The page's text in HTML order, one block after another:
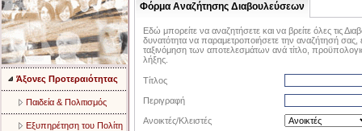
Άξονες Προτεραιότητας
Παιδεία & Πολιτισμός
Eξυπηρέτηση του Πολίτη
Φόρμα Αναζήτησης Διαβουλεύσεων
Εδώ μπορείτε να αναζητήσετε και να βρείτε όλες τις
δυνατότητα να παραμετροποιήσετε την αναζήτησή σας,
ταξινόμηση των αποτελεσμάτων ανά τίτλο,
λήξης.
Τίτλος
Περιγραφή
Ανοικτές/Κλειστές